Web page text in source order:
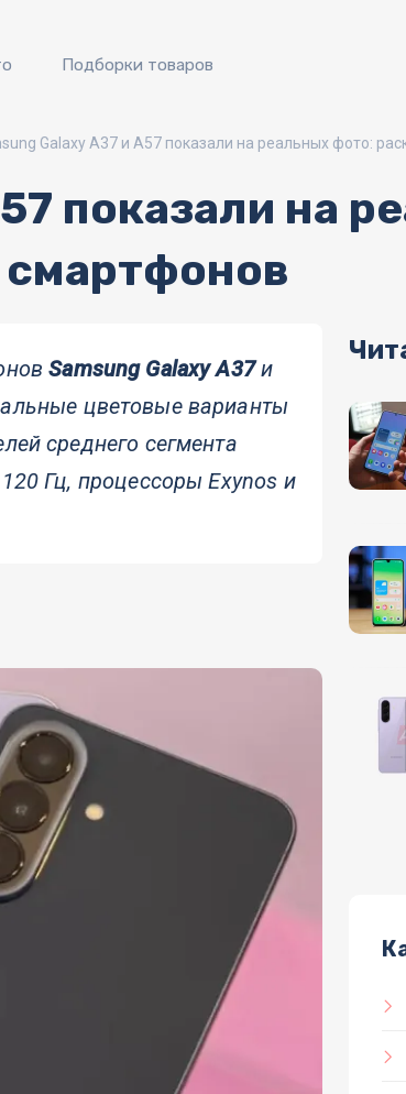
Подборки товаров
Galaxy A37 и A57 показали на реальных фото:
показали на
Samsung Galaxy A37и
цветовые варианты
среднего сегмента
Гц, процессоры Exynos и